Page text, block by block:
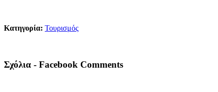
Κατηγορία: Τουρισμός
Σχόλια - Facebook Comments